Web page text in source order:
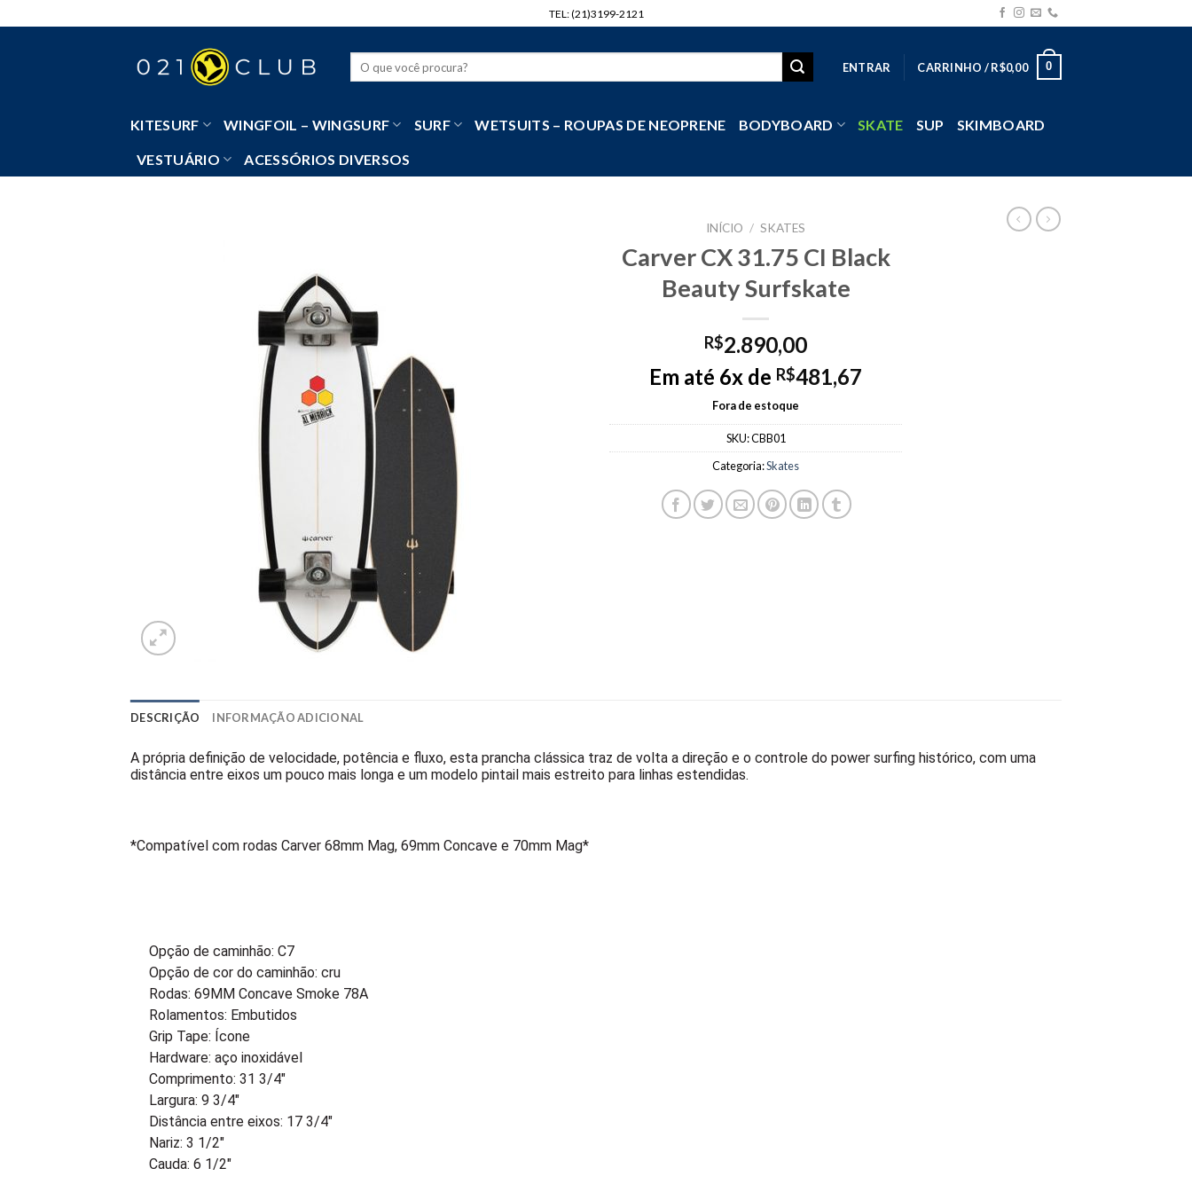
to
TEL: (21)3199-2121
ENTRAR CARRINHO /R$0,00 0
KITESURF WINGFOIL – WINGSURF SURF WETSUITS – ROUPAS DE NEOPRENE BODYBOARD SKATE SUP SKIMBOARD
VESTUÁRIO ACESSÓRIOS DIVERSOS
INÍCIO / SKATES
Carver CX 31.75 CI Black
Beauty Surfskate
R$2.890,00
Em até 6x de R$481,67
Fora de estoque
SKU:CBB01
Categoria:Skates
DESCRIÇÃO INFORMAÇÃO ADICIONAL
A própria definição de velocidade, potência e fluxo, esta prancha clássica traz de volta a direção e o controle do power surfing histórico, com uma
distância entre eixos um pouco mais longa e um modelo pintail mais estreito para linhas estendidas.
*Compatível com rodas Carver 68mm Mag, 69mm Concave e 70mm Mag*
Opção de caminhão: C7
Opção de cor do caminhão: cru
Rodas: 69MM Concave Smoke 78A
Rolamentos: Embutidos
Grip Tape: Ícone
Hardware: aço inoxidável
Comprimento: 31 3/4″
Largura: 9 3/4″
Distância entre eixos: 17 3/4″
Nariz: 3 1/2″
Cauda: 6 1/2″